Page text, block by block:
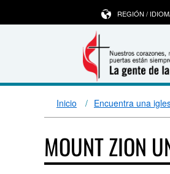
REGIÓN /
Inicio Encuentra una
MOUNT ZION